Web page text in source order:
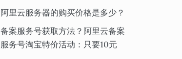
阿里云服务器的购买价格是多少？
备案服务号获取方法？阿里云备案
服务号淘宝特价活动：只要10元